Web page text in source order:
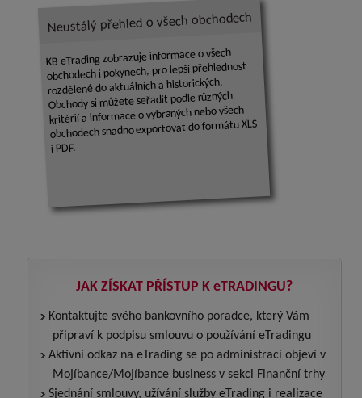
Neustálý přehled o všech obchodech
KB eTrading zobrazuje informace o všech
obchodech i pokynech, pro lepší přehlednost
rozdělené do aktuálních a historických.
Obchody si můžete seřadit podle různých
kritérií a informace o vybraných nebo všech
obchodech snadno exportovat do formátu XLS
i PDF.
JAK ZÍSKAT PŘÍSTUP K eTRADINGU?
Kontaktujte svého bankovního poradce, který Vám
připraví k podpisu smlouvu o používání eTradingu
Aktivní odkaz na eTrading se po administraci objeví v
Mojíbance/Mojíbance business v sekci Finanční trhy
Sjednání smlouvy, užívání služby eTrading i realizace